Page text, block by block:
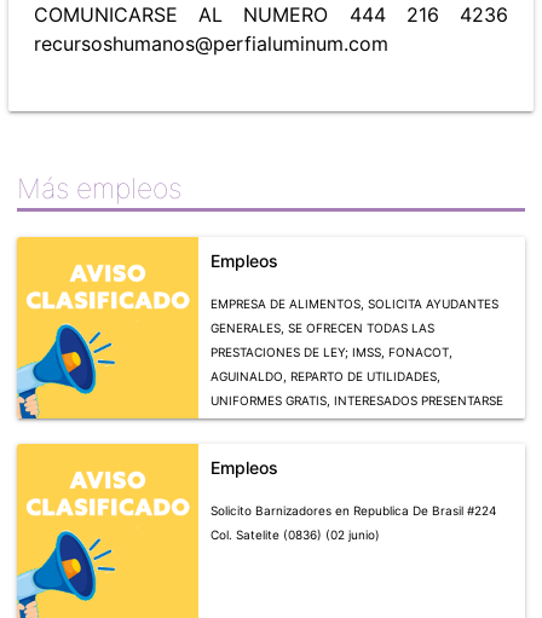
COMUNICARSE AL NUMERO 444 216 4236
recursoshumanos@perfialuminum.com
Más empleos
Empleos
EMPRESA DE ALIMENTOS, SOLICITA AYUDANTES
GENERALES, SE OFRECEN TODAS LAS
PRESTACIONES DE LEY; IMSS, FONACOT,
AGUINALDO, REPARTO DE UTILIDADES,
UNIFORMES GRATIS, INTERESADOS PRESENTARSE
CON SOLICITUD ELABORADA, EN MIGUEL
COMUNICATE AL 128-45-84 / 4446666678(5201)
Empleos
Solicito Barnizadores en Republica De Brasil #224
Col. Satelite (0836) (02 junio)